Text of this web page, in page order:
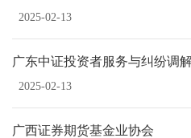
2025-02-13
广东中证投资者服务与纠纷调
2025-02-13
广西证券期货基金业协会